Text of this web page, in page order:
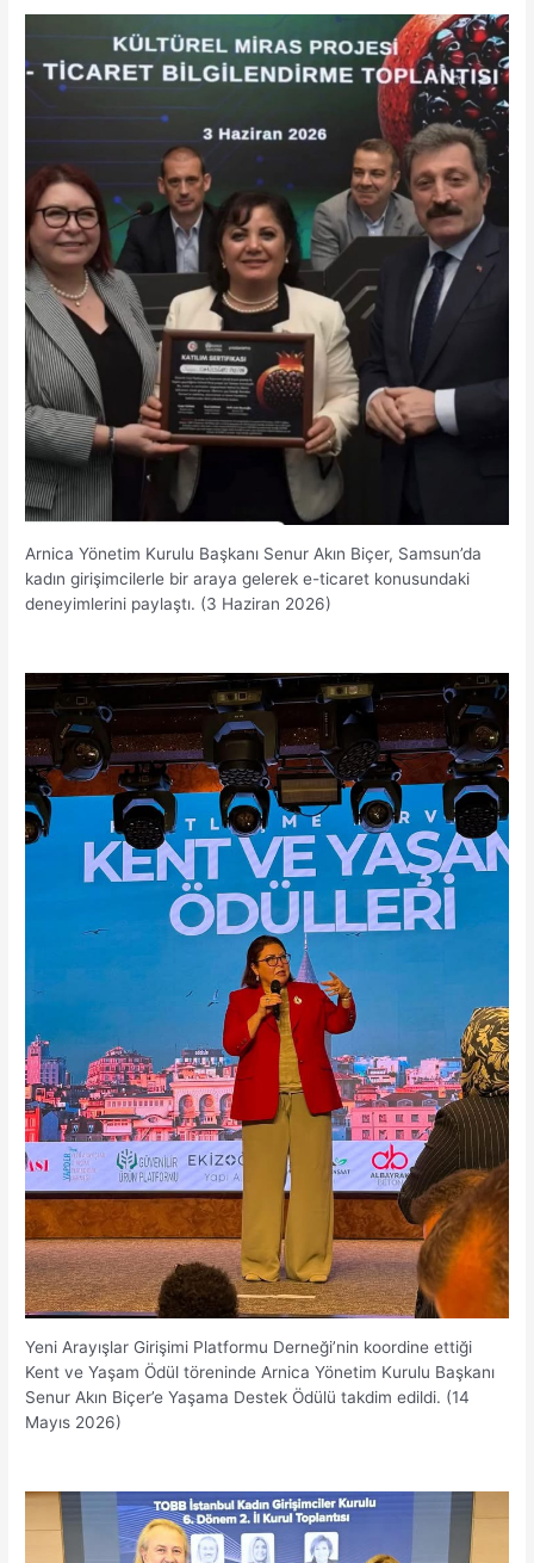
Arnica Yönetim Kurulu Başkanı Senur Akın Biçer, Samsun’da
kadın girişimcilerle bir araya gelerek e-ticaret konusundaki
deneyimlerini paylaştı. (3 Haziran 2026)
Yeni Arayışlar Girişimi Platformu Derneği’nin koordine ettiği
Kent ve Yaşam Ödül töreninde Arnica Yönetim Kurulu Başkanı
Senur Akın Biçer’e Yaşama Destek Ödülü takdim edildi. (14
Mayıs 2026)